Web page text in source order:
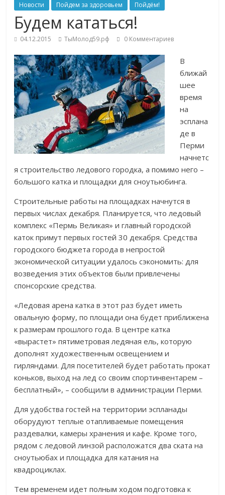
Новости Пойдем за здоровьем Пойдём!
Будем кататься!
04.12.2015 ТыМолод59.рф 0 Комментариев
В
ближай
шее
время
на
эсплана
де в
Перми
начнетс
я строительство ледового городка, а помимо него –
большого катка и площадки для сноутьюбинга.
Строительные работы на площадках начнутся в
первых числах декабря. Планируется, что ледовый
комплекс «Пермь Великая» и главный городской
каток примут первых гостей 30 декабря. Средства
городского бюджета города в непростой
экономической ситуации удалось сэкономить: для
возведения этих объектов были привлечены
спонсорские средства.
«Ледовая арена катка в этот раз будет иметь
овальную форму, по площади она будет приближена
к размерам прошлого года. В центре катка
«вырастет» пятиметровая ледяная ель, которую
дополнят художественным освещением и
гирляндами. Для посетителей будет работать прокат
коньков, выход на лед со своим спортинвентарем –
бесплатный», – сообщили в администрации Перми.
Для удобства гостей на территории эспланады
оборудуют теплые отапливаемые помещения
раздевалки, камеры хранения и кафе. Кроме того,
рядом с ледовой линзой расположатся два ската на
сноутьюбах и площадка для катания на
квадроциклах.
Тем временем идет полным ходом подготовка к